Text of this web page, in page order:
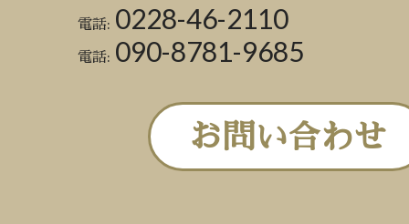
電話: 0228-46-2110
電話: 090-8781-9685
お問い合わせ